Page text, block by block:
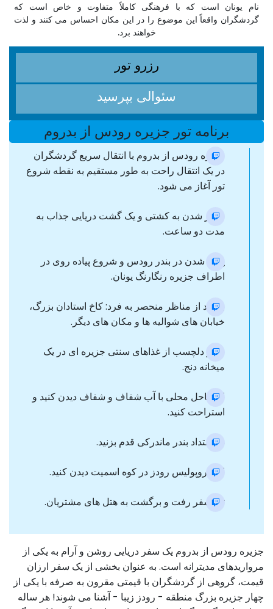
نام یونان است که با فرهنگی کاملاً متفاوت و خاص است که
گردشگران واقعاً این موضوع را در این مکان احساس می کنند و لذت
خواهند برد.
رزرو تور
سئوالی بپرسید
برنامه تور جزیره رودس از بدروم
جزیره رودس از بدروم با انتقال سریع گردشگران
در یک انتقال راحت به طور مستقیم به نقطه شروع
تور آغاز می شود.
سوار شدن به کشتی و یک گشت دریایی جذاب به
مدت دو ساعت.
پیاده شدن در بندر رودس و شروع پیاده روی در
اطراف جزیره رنگارنگ یونان.
بازدید از مناظر منحصر به فرد: کاخ استادان بزرگ،
خیابان های شوالیه ها و مکان های دیگر.
ناهار دلچسب از غذاهای سنتی جزیره ای در یک
میخانه دنج.
از ساحل محلی با آب شفاف و شفاف دیدن کنید و
استراحت کنید.
در امتداد بندر ماندرکی قدم بزنید.
از آکروپولیس رودز در کوه اسمیت دیدن کنید.
ترانسفر رفت و برگشت به هتل های مشتریان.
جزیره رودس از بدروم یک سفر دریایی روشن و آرام به یکی از
مرواریدهای مدیترانه است. به عنوان بخشی از یک سفر ارزان
قیمت، گروهی از گردشگران با قیمتی مقرون به صرفه با یکی از
چهار جزیره بزرگ منطقه - رودز زیبا - آشنا می شوند! هر ساله